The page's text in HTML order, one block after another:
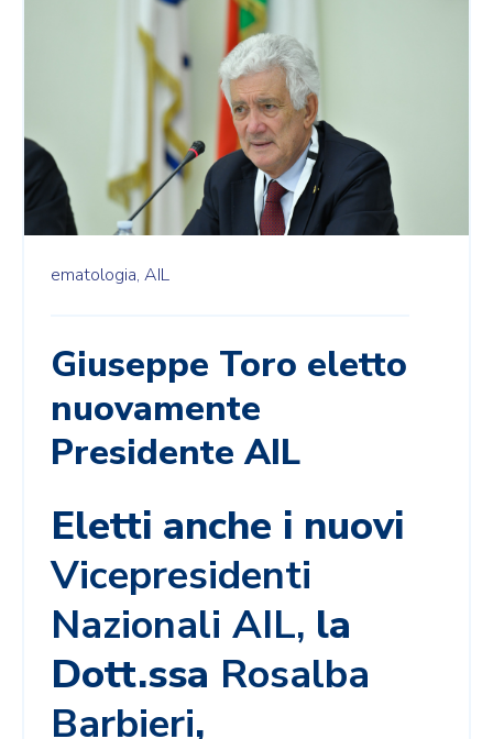
ematologia, AIL
Giuseppe Toro eletto
nuovamente
Presidente AIL
Eletti anche i nuovi
Vicepresidenti
Nazionali AIL, la
Dott.ssa Rosalba
Barbieri,